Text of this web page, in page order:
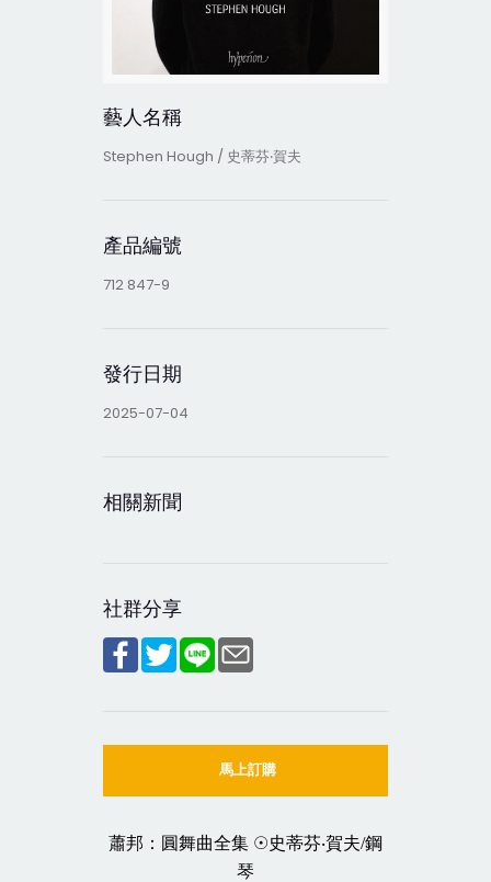
藝人名稱
Stephen Hough / 史蒂芬‧賀夫
產品編號
712 847-9
發行日期
2025-07-04
相關新聞
社群分享
馬上訂購
蕭邦：圓舞曲全集 ☉史蒂芬‧賀夫/鋼
琴